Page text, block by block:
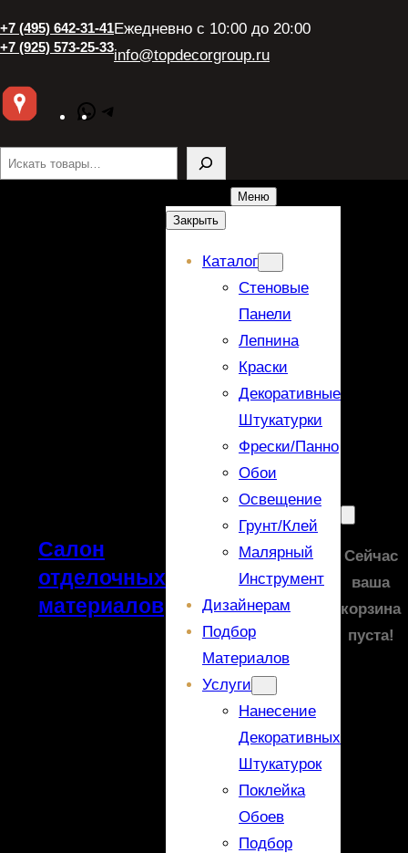
+7 (495) 642-31-41
+7 (925) 573-25-33
Ежедневно с 10:00 до 20:00
info@topdecorgroup.ru
WhatsApp
Поиск
Салон
отделочных
материалов
Меню
Закрыть
Каталог
Стеновые
Панели
Лепнина
Краски
Декоративные
Штукатурки
Фрески/панно
Обои
Освещение
Грунт/Клей
Малярный
Инструмент
Дизайнерам
Подбор
Материалов
Услуги
Нанесение
Декоративных
Штукатурок
Поклейка
Обоев
Подбор
Сейчас
ваша
корзина
пуста!